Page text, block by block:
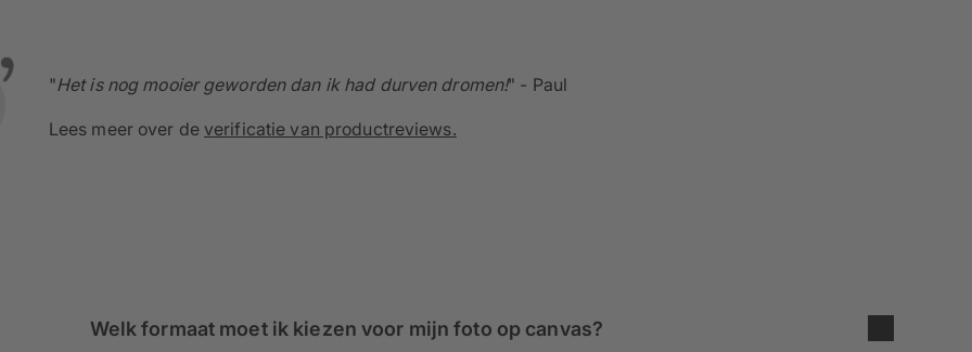
"Het is nog mooier geworden dan ik had durven dromen!" - Paul
Lees meer over de verificatie van productreviews.
Welk formaat moet ik kiezen voor mijn foto op canvas?